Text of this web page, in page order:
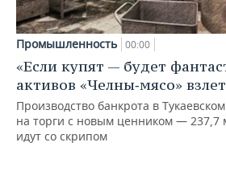
Промышленность 00:00
«Если купят — будет
активов «Челны‑мясо»
Производство банкрота в
на торги с новым ценником — 237,7
идут со скрипом